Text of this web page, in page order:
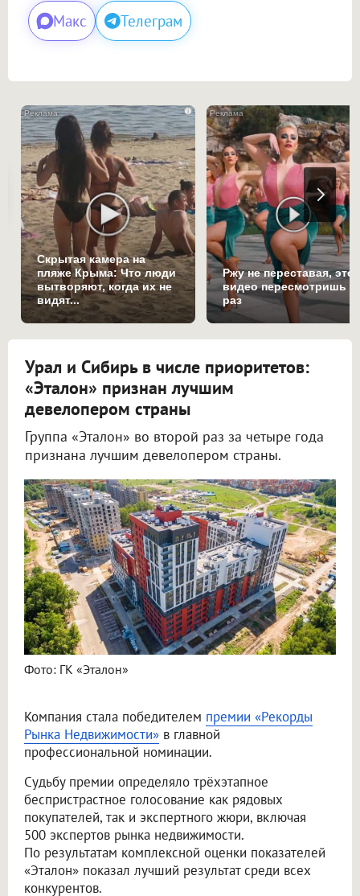
Макс Телеграм
i
Скрытая камера на
пляже Крыма: Что люди
вытворяют, когда их не
видят...
Ржу не переставая, это
видео пересмотришь
раз
Урал и Сибирь в числе приоритетов:
«Эталон» признан лучшим
девелопером страны
Группа «Эталон» во второй раз за четыре года
признана лучшим девелопером страны.
Фото: ГК «Эталон»
Компания стала победителем премии «Рекорды
Рынка Недвижимости» в главной
профессиональной номинации.
Судьбу премии определяло трёхэтапное
беспристрастное голосование как рядовых
покупателей, так и экспертного жюри, включая
500 экспертов рынка недвижимости.
По результатам комплексной оценки показателей
«Эталон» показал лучший результат среди всех
конкурентов.